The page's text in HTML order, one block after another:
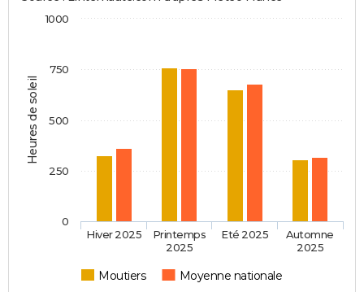
Heures de soleil
Moutiers Moyenne nationale
Hiver 2025
Printemps
2025
Eté 2025
Automne
2025
0
250
500
750
1000